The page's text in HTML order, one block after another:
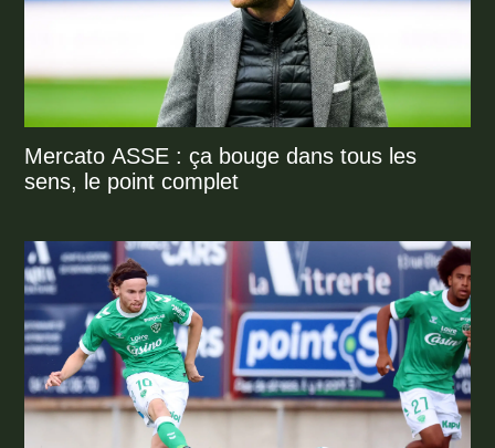
Mercato ASSE : ça bouge dans tous les
sens, le point complet